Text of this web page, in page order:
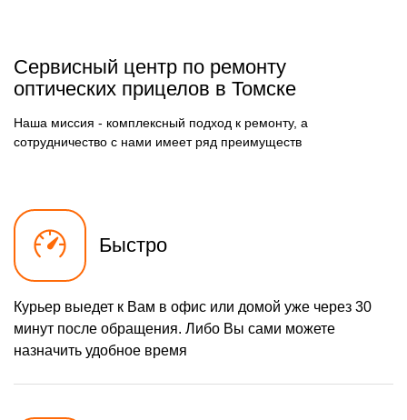
Сервисный центр по ремонту
оптических прицелов в Томске
Наша миссия - комплексный подход к ремонту, а
сотрудничество с нами имеет ряд преимуществ
Быстро
Курьер выедет к Вам в офис или домой уже через 30
минут после обращения. Либо Вы сами можете
назначить удобное время